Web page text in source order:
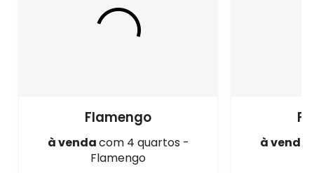
Flamengo
à vendacom 4 quartos -
Flamengo
à venda